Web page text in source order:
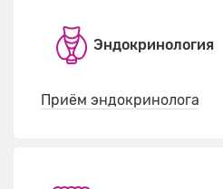
Эндокринология
Приём эндокринолога